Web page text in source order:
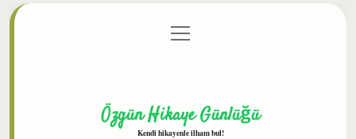
Gizlilik Politikası
menüyü
aç
Özgün Hikaye Günlüğü
Kendi hikayenle ilham bul!